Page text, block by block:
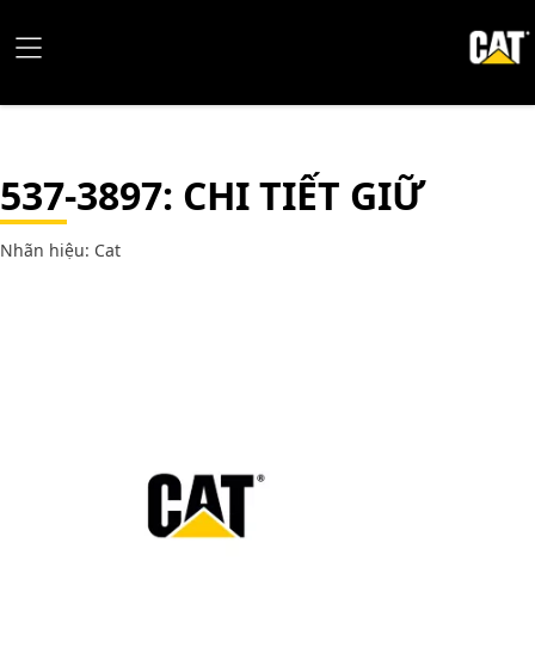
537-3897: CHI TIẾT GIỮ
Nhãn hiệu: Cat